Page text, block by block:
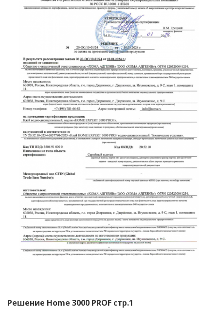
Решение Home 3000 PROF стр.1